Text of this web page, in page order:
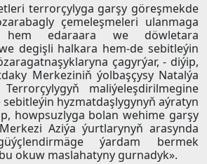
terrorçylyga garşy göreşmekde
çemeleşmeleri ulanmaga
hem edaraara we döwletara
degişli halkara hem-de sebitleýin
çagyrýar, - diýip,
Merkeziniň ýolbaşçysy Natalýa
maliýeleşdirilmegine
hyzmatdaşlygynyň aýratyn
howpsuzlyga bolan wehime garşy
Aziýa ýurtlarynyň arasynda
ýardam bermek
okuw maslahatyny gurnadyk».